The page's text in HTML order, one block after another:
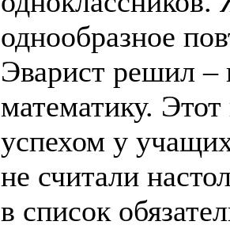
однообразное
Эварист решил –
математику.
успехом у
не считали
в список